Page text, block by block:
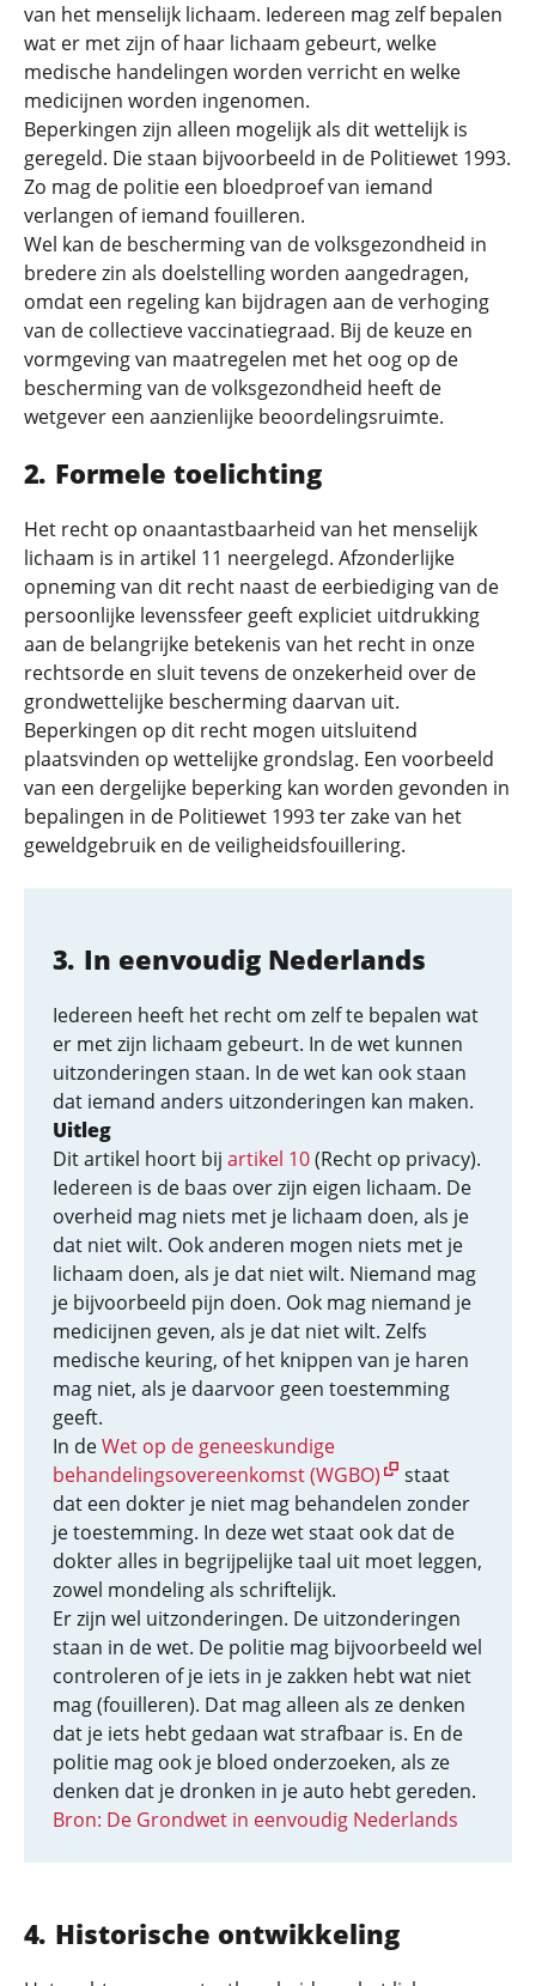
van het menselijk lichaam. Iedereen mag zelf bepalen
wat er met zijn of haar lichaam gebeurt, welke
medische handelingen worden verricht en welke
medicijnen worden ingenomen.
Beperkingen zijn alleen mogelijk als dit wettelijk is
geregeld. Die staan bijvoorbeeld in de Politiewet 1993.
Zo mag de politie een bloedproef van iemand
verlangen of iemand fouilleren.
Wel kan de bescherming van de volksgezondheid in
bredere zin als doelstelling worden aangedragen,
omdat een regeling kan bijdragen aan de verhoging
van de collectieve vaccinatiegraad. Bij de keuze en
vormgeving van maatregelen met het oog op de
bescherming van de volksgezondheid heeft de
wetgever een aanzienlijke beoordelingsruimte.
Formele toelichting
Het recht op onaantastbaarheid van het menselijk
lichaam is in artikel 11 neergelegd. Afzonderlijke
opneming van dit recht naast de eerbiediging van de
persoonlijke levenssfeer geeft expliciet uitdrukking
aan de belangrijke betekenis van het recht in onze
rechtsorde en sluit tevens de onzekerheid over de
grondwettelijke bescherming daarvan uit.
Beperkingen op dit recht mogen uitsluitend
plaatsvinden op wettelijke grondslag. Een voorbeeld
van een dergelijke beperking kan worden gevonden in
bepalingen in de Politiewet 1993 ter zake van het
geweldgebruik en de veiligheidsfouillering.
In eenvoudig Nederlands
Iedereen heeft het recht om zelf te bepalen wat
er met zijn lichaam gebeurt. In de wet kunnen
uitzonderingen staan. In de wet kan ook staan
dat iemand anders uitzonderingen kan maken.
Uitleg
Dit artikel hoort bij artikel 10(Recht op privacy).
Iedereen is de baas over zijn eigen lichaam. De
overheid mag niets met je lichaam doen, als je
dat niet wilt. Ook anderen mogen niets met je
lichaam doen, als je dat niet wilt. Niemand mag
je bijvoorbeeld pijn doen. Ook mag niemand je
medicijnen geven, als je dat niet wilt. Zelfs
medische keuring, of het knippen van je haren
mag niet, als je daarvoor geen toestemming
geeft.
In deWet op de geneeskundige
behandelingsovereenkomst (WGBO)
staat
dat een dokter je niet mag behandelen zonder
je toestemming. In deze wet staat ook dat de
dokter alles in begrijpelijke taal uit moet leggen,
zowel mondeling als schriftelijk.
Er zijn wel uitzonderingen. De uitzonderingen
staan in de wet. De politie mag bijvoorbeeld wel
controleren of je iets in je zakken hebt wat niet
mag (fouilleren). Dat mag alleen als ze denken
dat je iets hebt gedaan wat strafbaar is. En de
politie mag ook je bloed onderzoeken, als ze
denken dat je dronken in je auto hebt gereden.
Bron: De Grondwet in eenvoudig Nederlands
Historische ontwikkeling